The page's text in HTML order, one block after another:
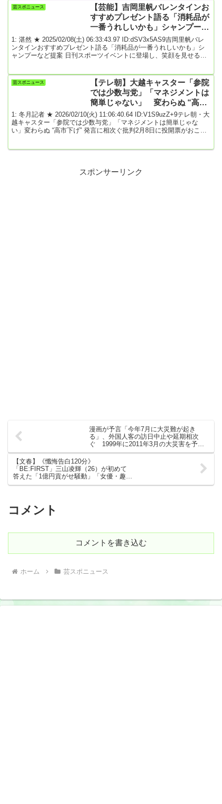
た。番組ではお金にまつわるトークを展開。矢口は「私１８歳の時
から、アイテープっていう二重にするテープを使ってるんですよ。
芸スポニュース
【芸能】吉岡里帆バレンタインお
すすめプレゼント語る「消耗品が
一番うれしいかも」シャンプーな
ど提案
1: 湛然 ★ 2025/02/08(土) 06:33:43.97 ID:dSV3x5AS9吉岡里帆バレ
ンタインおすすめプレゼント語る「消耗品が一番うれしいかも」シ
ャンプーなど提案 日刊スポーツイベントに登場し、笑顔を見せる吉
うれしいおすすめプレゼントを提案した。7日、東京・西銀座チャン
スセンターで行われた「バレンタインジャンボ宝くじ」「バレンタ
インジャンボミニ」発売記念イベ...
芸スポニュース
【テレ朝】大越キャスター「参院
では少数与党」「マネジメントは
簡単じゃない」 変わらぬ “高市
下げ” 発言に相次ぐ批判
1: 冬月記者 ★ 2026/02/10(火) 11:06:40.64 ID:V1S9uzZ+9テレ朝・大
越キャスター「参院では少数与党」「マネジメントは簡単じゃな
い」変わらぬ “高市下げ” 発言に相次ぐ批判2月8日に投開票がおこな
スポンサーリンク
漫画が予言「今年7月に大災難が起き
る」、外国人客の訪日中止や延期相次
ぐ 1999年に2011年3月の大災害を予
言、東日本大震災が発生 ★4
【文春】《懺悔告白120分》
「BE:FIRST」三山凌輝（26）が初めて
答えた「1億円貢がせ騒動」「女優・趣里
との結婚」
コメント
コメントを書き込む
ホーム 芸スポニュース